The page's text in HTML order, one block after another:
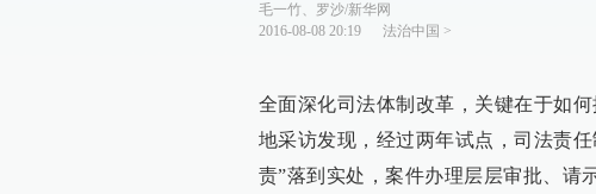
毛一竹、罗沙/新华网
2016-08-08 20:19
法治中国 >
全面深化司法体制改革，关键在于如
地采访发现，经过两年试点，司法责
责”落到实处，案件办理层层审批、请